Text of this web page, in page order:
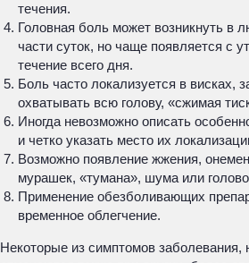
течения.
Головная боль может возникнуть в
части суток, но чаще появляется с
течение всего дня.
Боль часто локализуется в висках,
охватывать всю голову, «сжимая
Иногда невозможно описать
и четко указать место их
Возможно появление жжения,
мурашек, «тумана», шума или
Применение обезболивающих
временное облегчение.
Некоторые из симптомов